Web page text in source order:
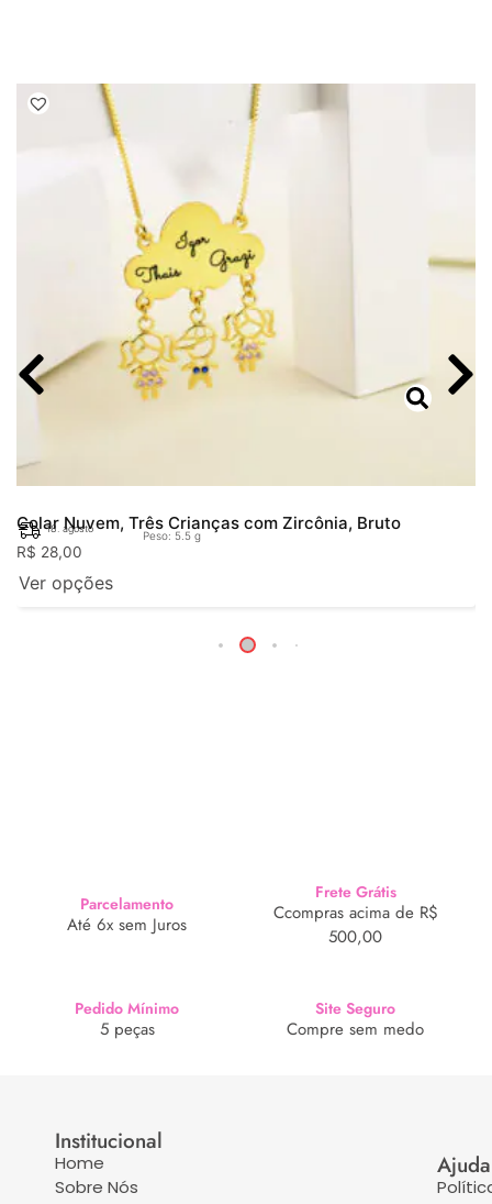
Colar Nuvem, Três Crianças com Zircônia, Bruto
18. agosto
Peso: 5.5 g
R$ 28,00
Ver opções
Parcelamento
Até 6x sem Juros
Frete Grátis
Ccompras acima de R$
500,00
Pedido Mínimo
5 peças
Site Seguro
Compre sem medo
Institucional
Home
Sobre Nós
Ajuda